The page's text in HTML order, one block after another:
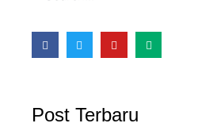
Post Terbaru